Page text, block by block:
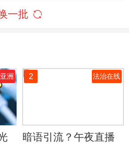
一批
洲 2 法治在线
暗语引流？午夜直播